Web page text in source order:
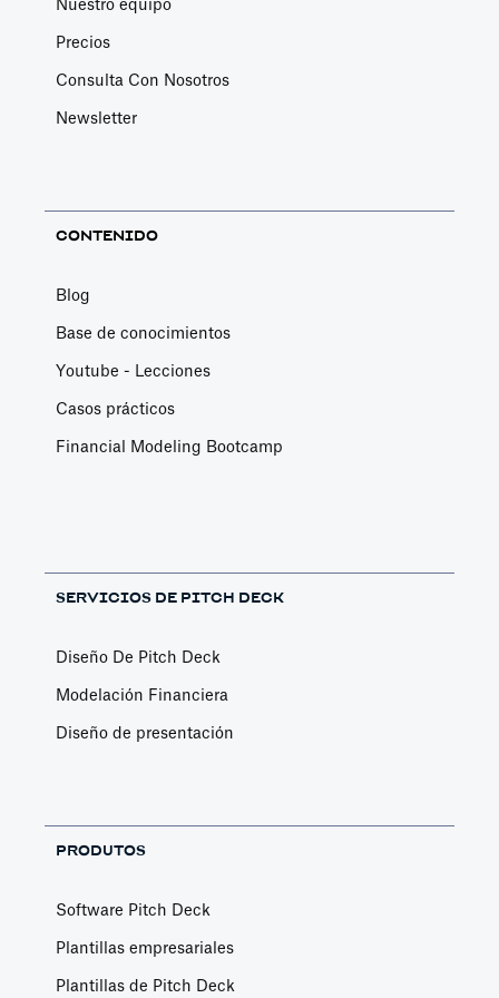
Nuestro equipo
Precios
Consulta Con Nosotros
Newsletter
CONTENIDO
Blog
Base de conocimientos
Youtube - Lecciones
Casos prácticos
Financial Modeling Bootcamp
SERVICIOS DE PITCH DECK
Diseño De Pitch Deck
Modelación Financiera
Diseño de presentación
PRODUTOS
Software Pitch Deck
Plantillas empresariales
Plantillas de Pitch Deck